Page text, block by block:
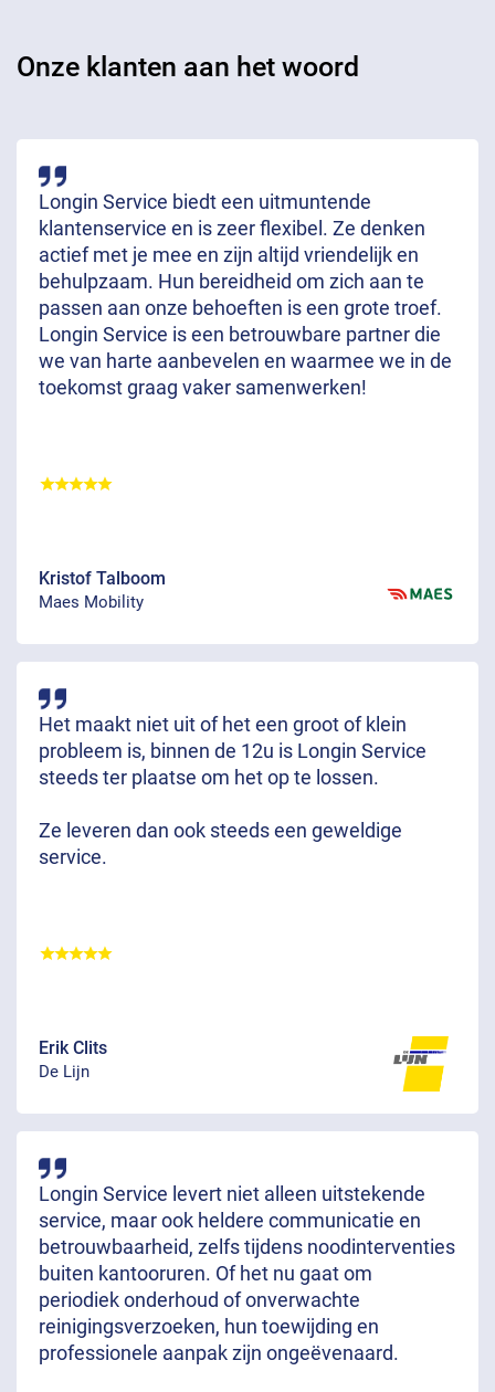
Onze klanten aan het woord
Longin Service biedt een uitmuntende
klantenservice en is zeer flexibel. Ze denken
actief met je mee en zijn altijd vriendelijk en
behulpzaam. Hun bereidheid om zich aan te
passen aan onze behoeften is een grote troef.
Longin Service is een betrouwbare partner die
we van harte aanbevelen en waarmee we in de
toekomst graag vaker samenwerken!
Kristof Talboom
Maes Mobility
Het maakt niet uit of het een groot of klein
probleem is, binnen de 12u is Longin Service
steeds ter plaatse om het op te lossen.
Ze leveren dan ook steeds een geweldige
service.
Erik Clits
De Lijn
Longin Service levert niet alleen uitstekende
service, maar ook heldere communicatie en
betrouwbaarheid, zelfs tijdens noodinterventies
buiten kantooruren. Of het nu gaat om
periodiek onderhoud of onverwachte
reinigingsverzoeken, hun toewijding en
professionele aanpak zijn ongeëvenaard.